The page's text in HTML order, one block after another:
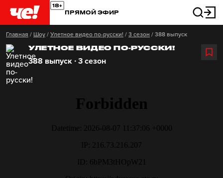
ПРЯМОЙ ЭФИР
Главная / Шоу / Улетное видео по-русски! / 3 сезон / 388 выпуск
УЛЕТНОЕ ВИДЕО ПО-РУССКИ!
388 выпуск ∙ 3 сезон